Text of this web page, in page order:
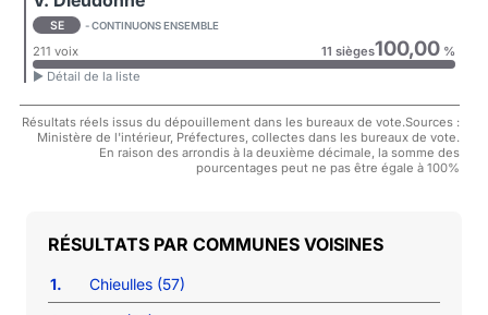
SE - CONTINUONS ENSEMBLE
211 voix 11 sièges100,00%
► Détail de la liste
Résultats réels issus du dépouillement dans les bureaux de vote.Sources :
Ministère de l'intérieur, Préfectures, collectes dans les bureaux de vote.
En raison des arrondis à la deuxième décimale, la somme des
pourcentages peut ne pas être égale à 100%
COMMUNES VOISINES
1.
Chieulles (57)